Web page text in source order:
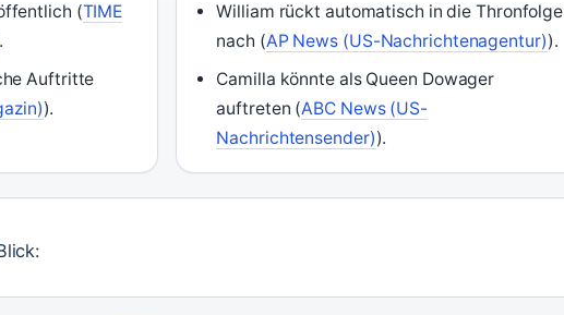
(TIME
Auftritte
).
William rückt automatisch in die Thronfolge
nach (AP News (US-Nachrichtenagentur)).
Camilla könnte als Queen Dowager
auftreten (ABC News (US-
Nachrichtensender)).